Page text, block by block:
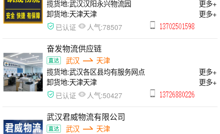
揽货地:武汉汉阳永兴物流园
更多+
卸货地:天津天津 更多+
已认证 人气:78507
奋发物流供应链
武汉
天津
揽货地:武汉各区县均有服务网点
更多+
卸货地:天津天津 更多+
已认证 人气:50427
武汉君威物流有限公司
武汉
天津